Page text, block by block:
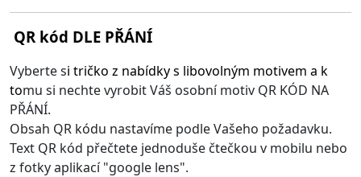
QR kód DLE PŘÁNÍ
Vyberte si tričko z nabídky s libovolným motivem a k
tomu si nechte vyrobit Váš osobní motiv QR KÓD NA
PŘÁNÍ.
Obsah QR kódu nastavíme podle Vašeho požadavku.
Text QR kód přečtete jednoduše čtečkou v mobilu nebo
z fotky aplikací "google lens".